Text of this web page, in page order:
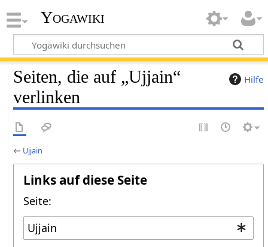
Yogawiki
Hilfe
Seiten, die auf „Ujjain“
verlinken
← Ujjain
Links auf diese Seite
Seite: